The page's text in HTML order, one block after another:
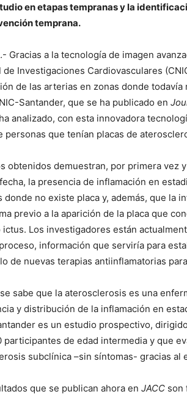
en etapas tempranas y la
temprana.
Gracias a la tecnología de imagen
de Investigaciones Cardiovasculares
de las arterias en zonas donde
Santander, que se ha publicado en
analizado, con esta innovadora
personas que tenían placas de
obtenidos demuestran, por primera vez
la presencia de inflamación en
donde no existe placa y, además, que la
previo a la aparición de la placa que
Los investigadores están
información que serviría para
de nuevas terapias antiinflamatorias
sabe que la aterosclerosis es una
y distribución de la inflamación en
es un estudio prospectivo,
participantes de edad intermedia y que
subclínica –sin síntomas- gracias al
que se publican ahora en JACC son